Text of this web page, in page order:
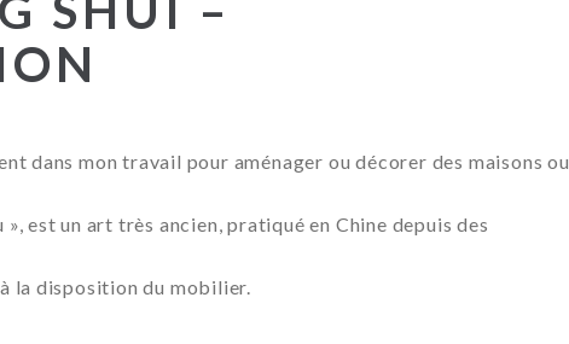
dans mon travail pour aménager ou décorer des maisons ou
est un art très ancien, pratiqué en Chine depuis des
la disposition du mobilier.